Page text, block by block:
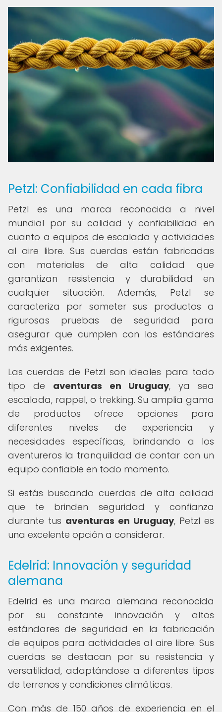
Petzl: Confiabilidad en cada fibra
Petzl es una marca reconocida a nivel
mundial por su calidad y confiabilidad en
cuanto a equipos de escalada y actividades
al aire libre. Sus cuerdas están fabricadas
con materiales de alta calidad que
garantizan resistencia y durabilidad en
cualquier situación. Además, Petzl se
caracteriza por someter sus productos a
rigurosas pruebas de seguridad para
asegurar que cumplen con los estándares
más exigentes.
Las cuerdas de Petzl son ideales para todo
tipo de aventuras en Uruguay, ya sea
escalada, rappel, o trekking. Su amplia gama
de productos ofrece opciones para
diferentes niveles de experiencia y
necesidades específicas, brindando a los
aventureros la tranquilidad de contar con un
equipo confiable en todo momento.
Si estás buscando cuerdas de alta calidad
que te brinden seguridad y confianza
durante tus aventuras en Uruguay, Petzl es
una excelente opción a considerar.
Edelrid: Innovación y seguridad
alemana
Edelrid es una marca alemana reconocida
por su constante innovación y altos
estándares de seguridad en la fabricación
de equipos para actividades al aire libre. Sus
cuerdas se destacan por su resistencia y
versatilidad, adaptándose a diferentes tipos
de terrenos y condiciones climáticas.
Con más de 150 años de experiencia en el